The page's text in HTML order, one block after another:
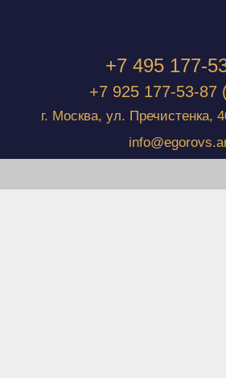
+7 495 177-
+7 925 177-53-87
г. Москва, ул. Пречистенка,